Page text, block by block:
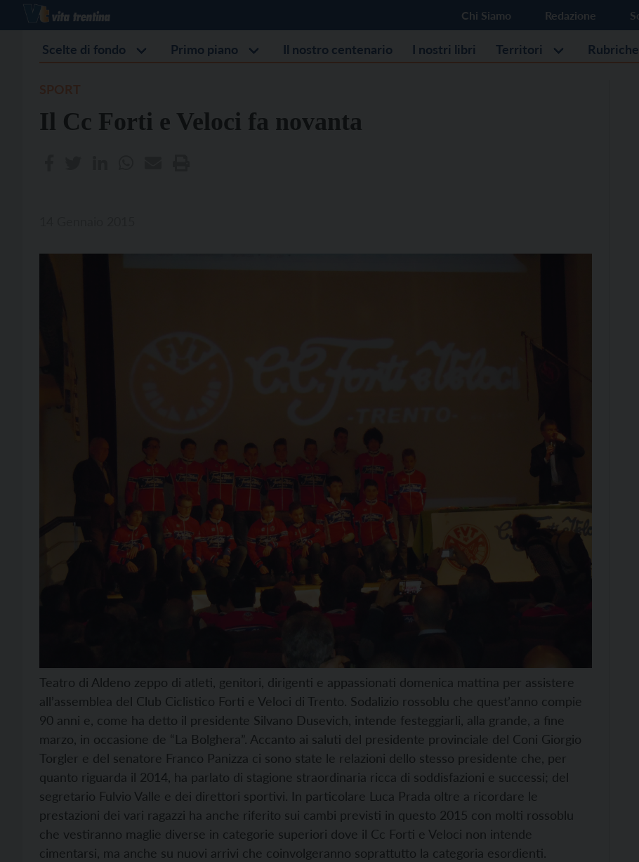
Chi Siamo Redazione
Scelte di fondo Primo piano Il nostro centenario I nostri libri Territori Rubriche
Il Cc Forti e Veloci fa novanta
Teatro di Aldeno zeppo di atleti, genitori, dirigenti e appassionati domenica mattina per assistere
all’assemblea del Club Ciclistico Forti e Veloci di Trento. Sodalizio rossoblu che quest’anno compie
90 anni e, come ha detto il presidente Silvano Dusevich, intende festeggiarli, alla grande, a fine
marzo, in occasione de “La Bolghera”. Accanto ai saluti del presidente provinciale del Coni Giorgio
Torgler e del senatore Franco Panizza ci sono state le relazioni dello stesso presidente che, per
quanto riguarda il 2014, ha parlato di stagione straordinaria ricca di soddisfazioni e successi; del
segretario Fulvio Valle e dei direttori sportivi. In particolare Luca Prada oltre a ricordare le
prestazioni dei vari ragazzi ha anche riferito sui cambi previsti in questo 2015 con molti rossoblu
che vestiranno maglie diverse in categorie superiori dove il Cc Forti e Veloci non intende
cimentarsi, ma anche su nuovi arrivi che coinvolgeranno soprattutto la categoria esordienti.